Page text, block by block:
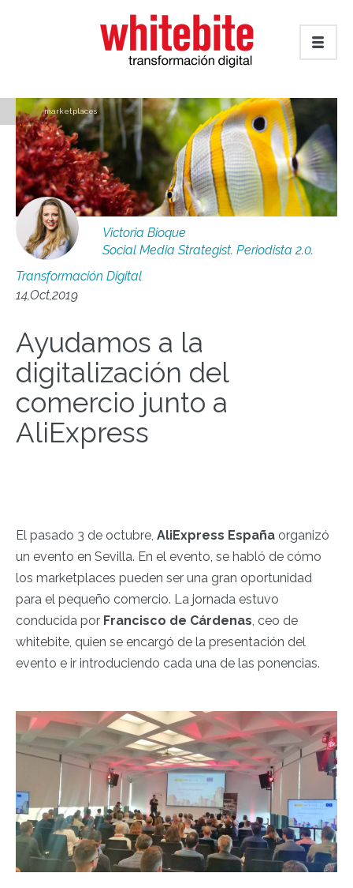
marketplaces
Victoria Bioque
Social Media Strategist. Periodista 2.0.
Transformación Digital
14,Oct,2019
Ayudamos a la
digitalización del
comercio junto a
AliExpress
El pasado 3 de octubre, AliExpress España organizó
un evento en Sevilla. En el evento, se habló de cómo
los marketplaces pueden ser una gran oportunidad
para el pequeño comercio. La jornada estuvo
conducida por Francisco de Cárdenas, ceo de
whitebite, quien se encargó de la presentación del
evento e ir introduciendo cada una de las ponencias.